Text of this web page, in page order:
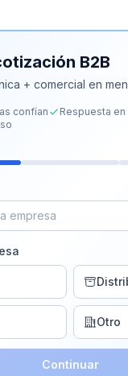
B2B
+ comercial en
confían
Respuesta en
Otro
Continuar